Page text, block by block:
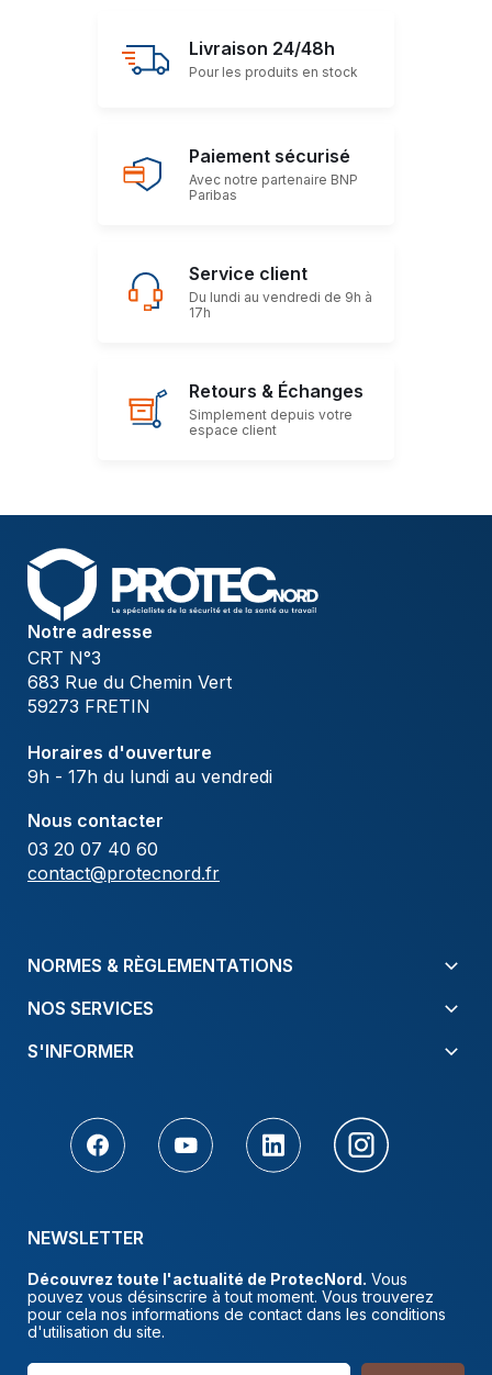
Livraison 24/48h
Pour les produits en stock
Paiement sécurisé
Avec notre partenaire BNP
Paribas
Service client
Du lundi au vendredi de 9h à
17h
Retours & Échanges
Simplement depuis votre
espace client
Notre adresse
CRT N°3
683 Rue du Chemin Vert
59273 FRETIN
Horaires d'ouverture
9h - 17h du lundi au vendredi
Nous contacter
03 20 07 40 60
contact@protecnord.fr
NORMES & RÈGLEMENTATIONS
NOS SERVICES
S'INFORMER
NEWSLETTER
Découvrez toute l'actualité de ProtecNord. Vous
pouvez vous désinscrire à tout moment. Vous trouverez
pour cela nos informations de contact dans les conditions
d'utilisation du site.